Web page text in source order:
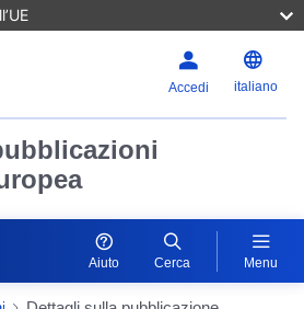
Accedi italiano
Aiuto Cerca Menu